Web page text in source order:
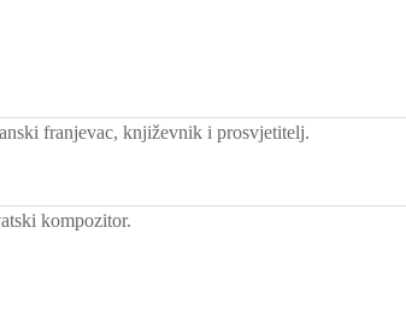
franjevac, književnik i prosvjetitelj.
kompozitor.